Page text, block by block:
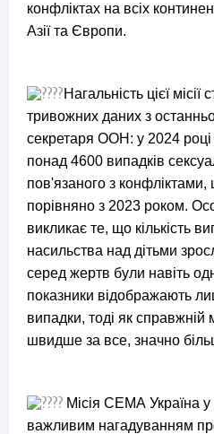
конфліктах на всіх
Азії та Європи.
Нагальність цієї
тривожних даних з
секретаря ООН: у 2024
понад 4600 випадків
пов'язаного з
порівняно з 2023 роком.
викликає те, що кількість
насильства над дітьми
серед жертв були навіть
показники відображають
випадки, тоді як
швидше за все, значно
Місія СЕМА Україна у
важливим нагадуванням